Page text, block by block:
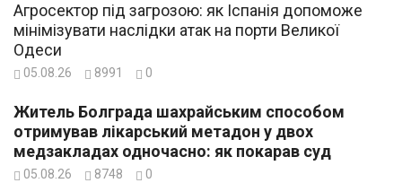
Агросектор під загрозою: як Іспанія допоможе
мінімізувати наслідки атак на порти Великої
Одеси
05.08.26 8991 0
Житель Болграда шахрайським способом
отримував лікарський метадон у двох
медзакладах одночасно: як покарав суд
05.08.26 8748 0